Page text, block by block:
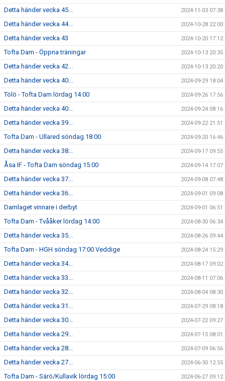
Detta händer vecka 45... 2024-11-03 07:38
Detta händer vecka 44... 2024-10-28 22:00
Detta händer vecka 43 2024-10-20 17:12
Tofta Dam - Öppna träningar 2024-10-13 20:35
Detta händer vecka 42... 2024-10-13 20:20
Detta händer vecka 40... 2024-09-29 18:04
Tölö - Tofta Dam lördag 14:00 2024-09-26 17:56
Detta händer vecka 40... 2024-09-24 08:16
Detta händer vecka 39... 2024-09-22 21:51
Tofta Dam - Ullared söndag 18:00 2024-09-20 16:46
Detta händer vecka 38... 2024-09-17 09:55
Åsa IF - Tofta Dam söndag 15:00 2024-09-14 17:07
Detta händer vecka 37... 2024-09-08 07:48
Detta händer vecka 36... 2024-09-01 09:08
Damlaget vinnare i derbyt 2024-09-01 06:51
Tofta Dam - Tvååker lördag 14:00 2024-08-30 06:34
Detta händer vecka 35... 2024-08-26 09:44
Tofta Dam - HGH söndag 17:00 Veddige 2024-08-24 15:29
Detta händer vecka 34... 2024-08-17 09:02
Detta händer vecka 33... 2024-08-11 07:06
Detta händer vecka 32... 2024-08-04 08:30
Detta händer vecka 31... 2024-07-29 08:18
Detta händer vecka 30... 2024-07-22 09:27
Detta händer vecka 29... 2024-07-15 08:01
Detta händer vecka 28... 2024-07-09 06:56
Detta händer vecka 27... 2024-06-30 12:55
Tofta Dam - Särö/Kullavik lördag 15:00 2024-06-27 09:12